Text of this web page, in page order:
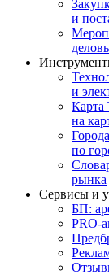
и
и
на
по
рынка
Сервисы и
БП:
PRO-